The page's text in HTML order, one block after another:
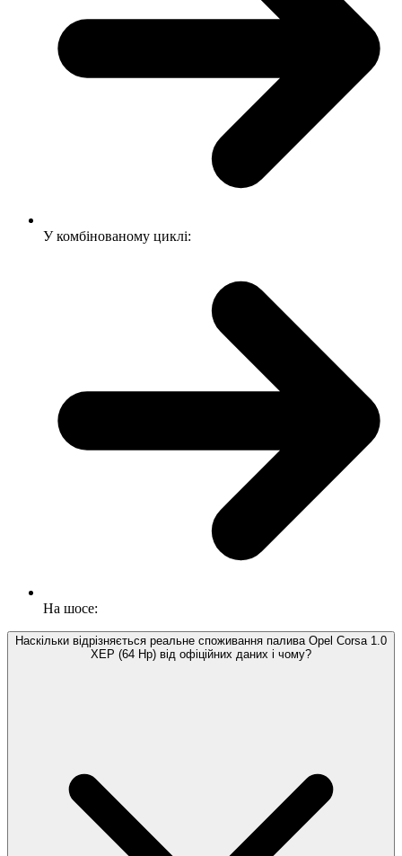
У комбінованому циклі:
На шосе:
Наскільки відрізняється реальне споживання палива Opel Corsa 1.0
XEP (64 Hp) від офіційних даних і чому?